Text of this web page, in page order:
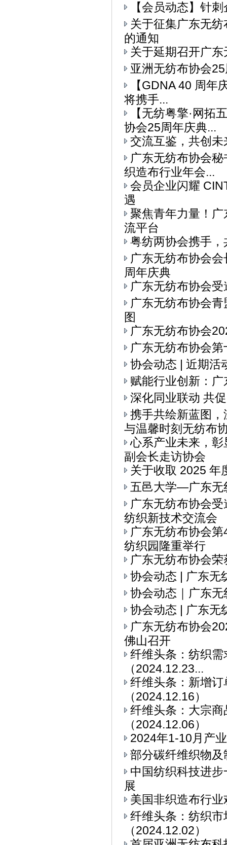
【会员动态】针
关于征集广东无
的通知
关于延期召开广
亚洲无纺布协会
【GDNA 40 周
将携手...
【无纺粤擎·网拓
协会25周年庆典...
交流互鉴，共创
广东无纺布协会
织造布行业年会...
会员企业闪耀
遇
聚焦青年力量！
流平台
粤纺两协会携手
广东无纺布协会
周年庆典
广东无纺布协会
广东无纺布协会
图
广东无纺布协会
广东无纺布协会
协会动态 | 近期
赋能行业创新：
深化同业联动 共
携手共绘新蓝图
与温馨时刻无纺布
心系产业未来，
副会长走访协会
关于收取 2025 年
五邑大学—广东无
广东无纺布协会
纺织新技术交流会
广东无纺布协会
纺织园隆重举行
广东无纺布协会
协会动态 | 广东无
协会动态｜广东
协会动态 | 广东无
广东无纺布协会
佛山召开
纤维头条：纺织
（2024.12.23...
纤维头条：新增
（2024.12.16）
纤维头条：大宗
（2024.12.06）
2024年1-10月产
部分碳纤维织物
中国纺织科技进
展
美国非织造布行
纤维头条：纺织
（2024.12.02）